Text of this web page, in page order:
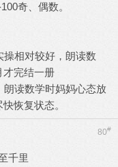
奇、偶数。
相对较好，朗读数
才完结一册
读数学时妈妈心态放
恢复状态。
80#
千里